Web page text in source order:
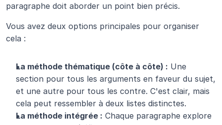
paragraphe doit aborder un point bien précis.
Vous avez deux options principales pour organiser
cela :
La méthode thématique (côte à côte) : Une
section pour tous les arguments en faveur du sujet,
et une autre pour tous les contre. C'est clair, mais
cela peut ressembler à deux listes distinctes.
La méthode intégrée : Chaque paragraphe explore